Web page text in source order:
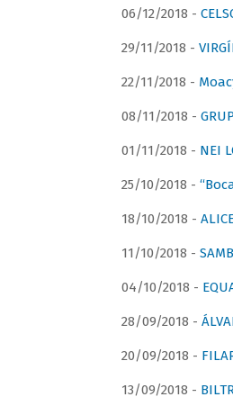
06/12/2018 -
29/11/2018 -
22/11/2018 -
08/11/2018 -
01/11/2018 - NEI
25/10/2018 -
18/10/2018 -
11/10/2018 -
04/10/2018 -
28/09/2018 -
20/09/2018 -
13/09/2018 -